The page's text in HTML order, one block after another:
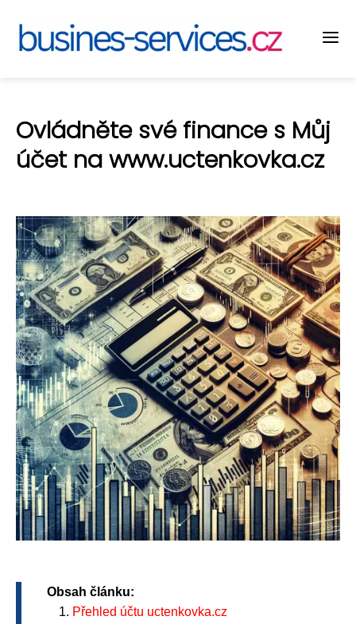
Ovládněte své finance s Můj
účet na www.uctenkovka.cz
Obsah článku:
Přehled účtu uctenkovka.cz